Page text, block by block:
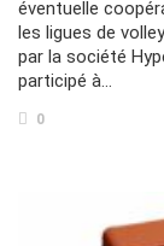
éventuelle
les ligues de
par la société
participé à…
0